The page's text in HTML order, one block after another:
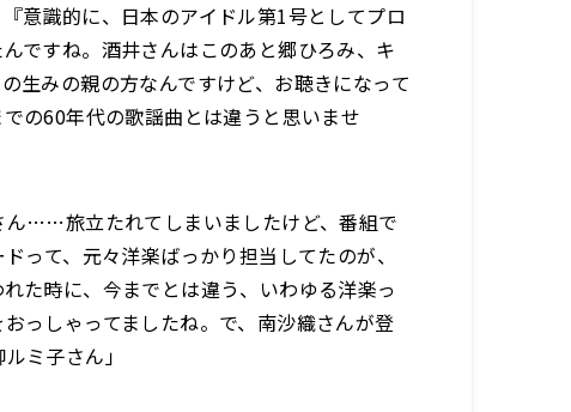
意識的に、日本のアイドル第1号としてプロ
ですね。酒井さんはこのあと郷ひろみ、キ
生みの親の方なんですけど、お聴きになって
の60年代の歌謡曲とは違うと思いませ
……旅立たれてしまいましたけど、番組で
って、元々洋楽ばっかり担当してたのが、
た時に、今までとは違う、いわゆる洋楽っ
っしゃってましたね。で、南沙織さんが登
ミ子さん」